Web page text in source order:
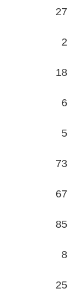
27
2
18
6
5
73
67
85
8
25